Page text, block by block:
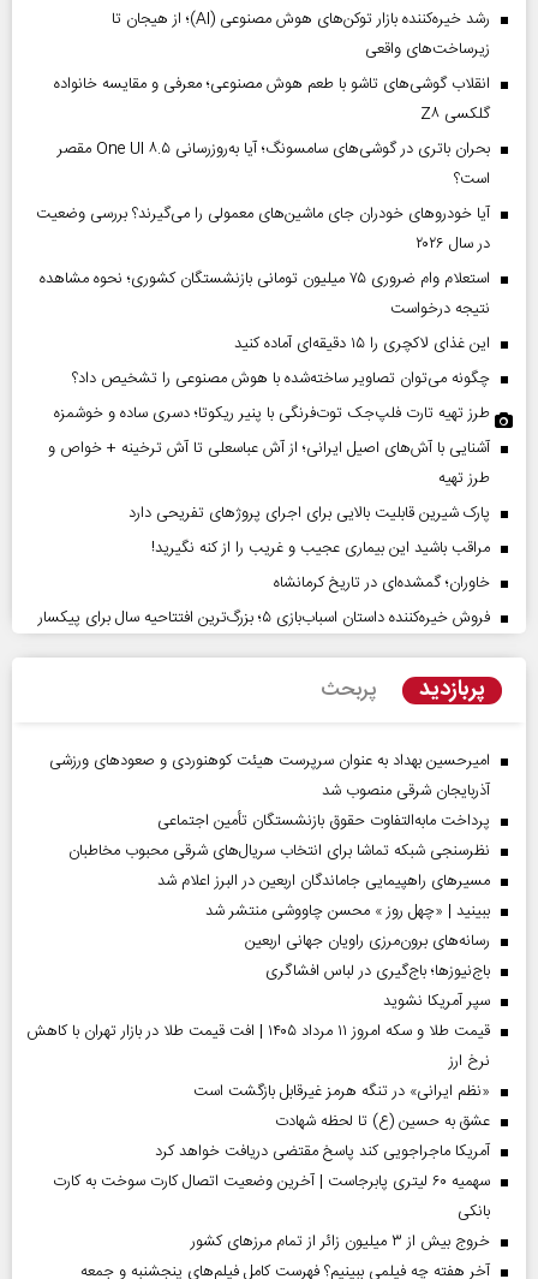
رشد خیره‌کننده بازار توکن‌های هوش مصنوعی (AI)؛ از هیجان تا
زیرساخت‌های واقعی
انقلاب گوشی‌های تاشو‌ با طعم هوش مصنوعی؛ معرفی و مقایسه خانواده
گلکسی Z۸
بحران باتری در گوشی‌های سامسونگ؛ آیا به‌روزرسانی One UI ۸.۵ مقصر
است؟
آیا خودروهای خودران جای ماشین‌های معمولی را می‌گیرند؟ بررسی وضعیت
در سال ۲۰۲۶
استعلام وام ضروری ۷۵ میلیون تومانی بازنشستگان کشوری؛ نحوه مشاهده
نتیجه درخواست
این غذای لاکچری را ۱۵ دقیقه‌ای آماده کنید
چگونه می‌توان تصاویر ساخته‌شده با هوش مصنوعی را تشخیص داد؟
طرز تهیه تارت فلپ‌جک توت‌فرنگی با پنیر ریکوتا؛ دسری ساده و خوشمزه
آشنایی با آش‌های اصیل ایرانی؛ از آش عباسعلی تا آش ترخینه + خواص و
طرز تهیه
پارک شیرین قابلیت‌ بالایی برای اجرای پروژهای تفریحی دارد
مراقب باشید این بیماری عجیب و غریب را از کنه نگیرید!
خاوران؛ گمشده‌ای در تاریخ کرمانشاه
فروش خیره‌کننده داستان اسباب‌بازی ۵؛ بزرگ‌ترین افتتاحیه سال برای پیکسار
پربازدید پربحث
امیرحسین بهداد به عنوان سرپرست هیئت کوهنوردی و صعودهای ورزشی
آذربایجان شرقی منصوب شد
پرداخت مابه‌التفاوت حقوق بازنشستگان تأمین اجتماعی
نظرسنجی شبکه تماشا برای انتخاب سریال‌های شرقی محبوب مخاطبان
مسیر‌های راهپیمایی جاماندگان اربعین در البرز اعلام شد
ببینید | «چهل روز » محسن چاووشی منتشر شد
رسانه‌های برون‌مرزی راویان جهانی اربعین
باج‌نیوزها؛ باج‌گیری در لباس افشاگری
سپر آمریکا نشوید
قیمت طلا و سکه امروز ۱۱ مرداد ۱۴۰۵ | افت قیمت طلا در بازار تهران با کاهش
نرخ ارز
«نظم ایرانی» در تنگه هرمز غیرقابل بازگشت است
عشق به حسین (ع) تا لحظه شهادت
آمریکا ماجراجویی کند پاسخ مقتضی دریافت خواهد کرد
سهمیه ۶۰ لیتری پابرجاست | آخرین وضعیت اتصال کارت سوخت به کارت
بانکی
خروج بیش از ۳ میلیون زائر از تمام مرز‌های کشور
آخر هفته چه فیلمی ببینیم؟ فهرست کامل فیلم‌های پنجشنبه و جمعه